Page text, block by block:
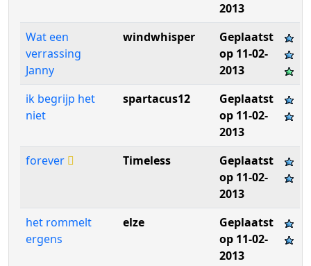
2013
Wat een
verrassing
Janny
windwhisper
Geplaatst
op 11-02-
2013
ik begrijp het
niet
spartacus12
Geplaatst
op 11-02-
2013
forever
Timeless
Geplaatst
op 11-02-
2013
het rommelt
ergens
elze
Geplaatst
op 11-02-
2013